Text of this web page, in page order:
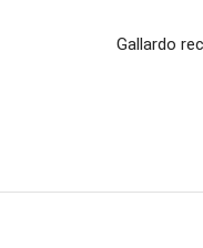
Gallardo